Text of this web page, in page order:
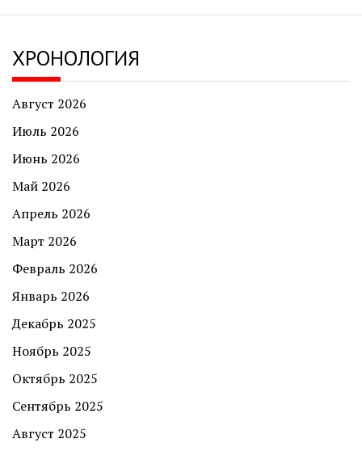
ХРОНОЛОГИЯ
Август 2026
Июль 2026
Июнь 2026
Май 2026
Апрель 2026
Март 2026
Февраль 2026
Январь 2026
Декабрь 2025
Ноябрь 2025
Октябрь 2025
Сентябрь 2025
Август 2025